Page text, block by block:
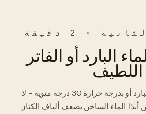
· 2 دقيقة
البارد أو الفاتر
املأ الغسالة بالماء البارد أو بدرجة حرارة 30 درجة مئوية - لا
أبدًا. الماء الساخن يضعف ألياف الكتان